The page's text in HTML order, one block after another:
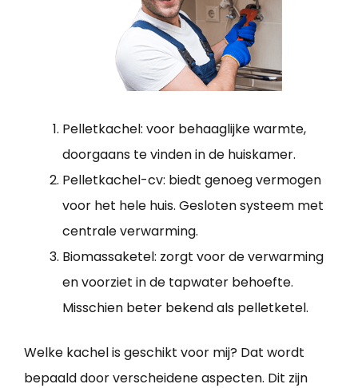
Pelletkachel: voor behaaglijke warmte,
doorgaans te vinden in de huiskamer.
Pelletkachel-cv: biedt genoeg vermogen
voor het hele huis. Gesloten systeem met
centrale verwarming.
Biomassaketel: zorgt voor de verwarming
en voorziet in de tapwater behoefte.
Misschien beter bekend als pelletketel.
Welke kachel is geschikt voor mij? Dat wordt
bepaald door verscheidene aspecten. Dit zijn